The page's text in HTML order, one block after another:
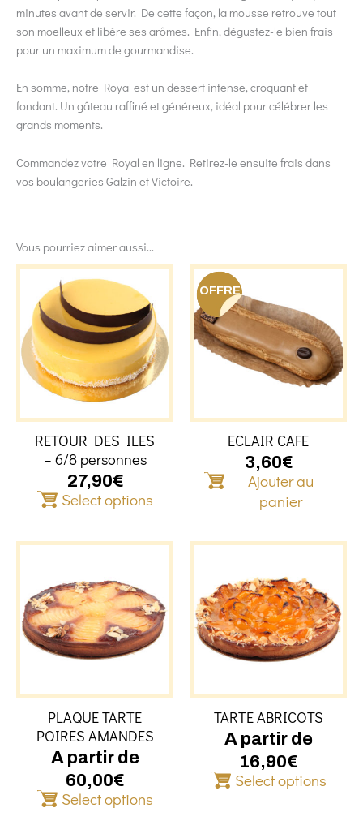
minutes avant de servir. De cette façon, la mousse retrouve tout
son moelleux et libère ses arômes. Enfin, dégustez-le bien frais
pour un maximum de gourmandise.
En somme, notre Royal est un dessert intense, croquant et
fondant. Un gâteau raffiné et généreux, idéal pour célébrer les
grands moments.
Commandez votre Royal en ligne. Retirez-le ensuite frais dans
vos boulangeries Galzin et Victoire.
Vous pourriez aimer aussi...
RETOUR DES ILES
– 6/8 personnes
27,90€
Select options
OFFRE
ECLAIR CAFE
3,60€
Ajouter au
panier
PLAQUE TARTE
POIRES AMANDES
A partir de
60,00€
Select options
Ce
plusieurs
variations.
Les
être
sur
TARTE ABRICOTS
A partir de
16,90€
Select options
Ce
Les
être